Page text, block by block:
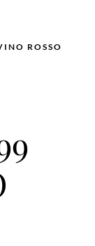
ROSSO